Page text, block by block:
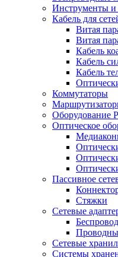
Инструменты и
Кабель для
Витая
Витая
Кабель
Кабель
Кабель
Коммутаторы
Оборудование
Оптическое
Пассивное
Стяжки
Сетевые
Сетевые
Системы